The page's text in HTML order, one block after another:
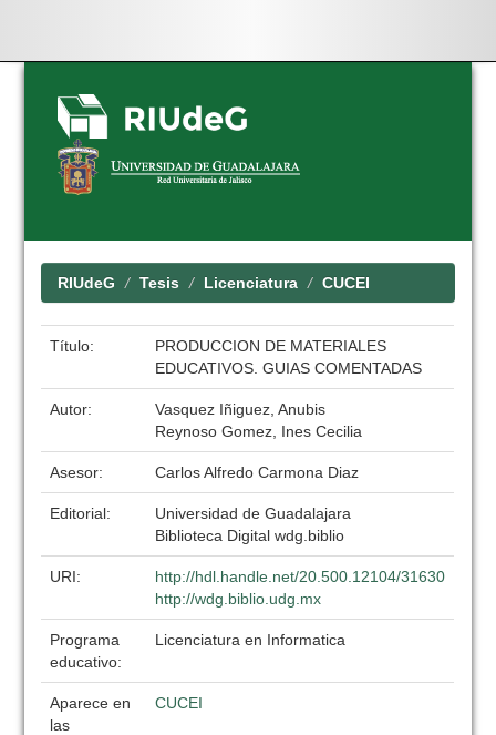
Skip
navigation
RIUdeG Tesis Licenciatura CUCEI
Título:
PRODUCCION DE MATERIALES
EDUCATIVOS. GUIAS COMENTADAS
Autor:
Vasquez Iñiguez, Anubis
Reynoso Gomez, Ines Cecilia
Asesor: Carlos Alfredo Carmona Diaz
Editorial:
Universidad de Guadalajara
Biblioteca Digital wdg.biblio
URI:
http://hdl.handle.net/20.500.12104/31630
http://wdg.biblio.udg.mx
Programa
educativo:
Licenciatura en Informatica
Aparece en
las
CUCEI